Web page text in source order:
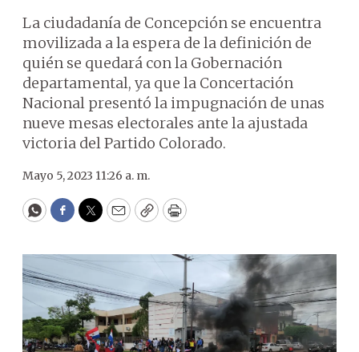
La ciudadanía de Concepción se encuentra
movilizada a la espera de la definición de
quién se quedará con la Gobernación
departamental, ya que la Concertación
Nacional presentó la impugnación de unas
nueve mesas electorales ante la ajustada
victoria del Partido Colorado.
Mayo 5, 2023 11:26 a. m.
WhatsApp
Facebook
Twitter
EmailCopyPrint